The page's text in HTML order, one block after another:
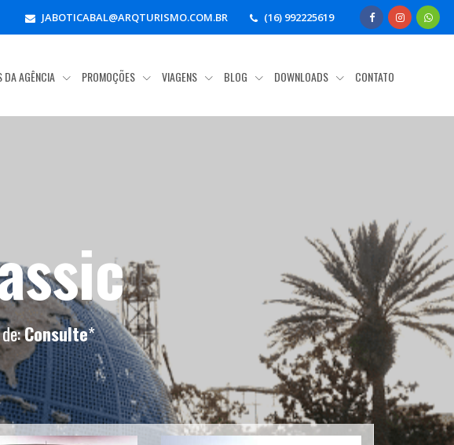
JABOTICABAL@ARQTURISMO.COM.BR (16) 992225619
DA AGÊNCIA PROMOÇÕES VIAGENS BLOG DOWNLOADS CONTATO
Consulte*